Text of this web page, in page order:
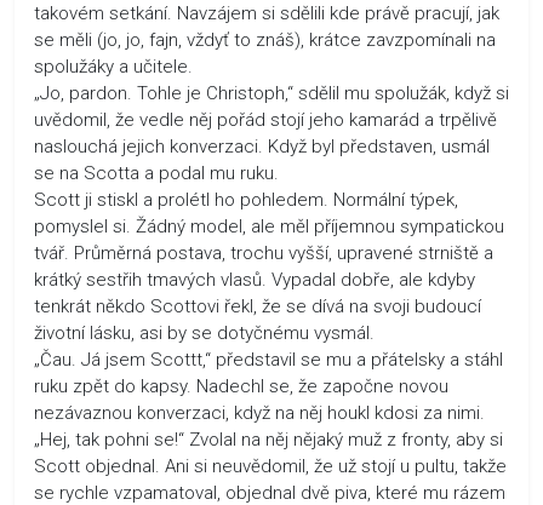
takovém setkání. Navzájem si sdělili kde právě pracují, jak
se měli (jo, jo, fajn, vždyť to znáš), krátce zavzpomínali na
spolužáky a učitele.
„Jo, pardon. Tohle je Christoph,“ sdělil mu spolužák, když si
uvědomil, že vedle něj pořád stojí jeho kamarád a trpělivě
naslouchá jejich konverzaci. Když byl představen, usmál
se na Scotta a podal mu ruku.
Scott ji stiskl a prolétl ho pohledem. Normální týpek,
pomyslel si. Žádný model, ale měl příjemnou sympatickou
tvář. Průměrná postava, trochu vyšší, upravené strniště a
krátký sestřih tmavých vlasů. Vypadal dobře, ale kdyby
tenkrát někdo Scottovi řekl, že se dívá na svoji budoucí
životní lásku, asi by se dotyčnému vysmál.
„Čau. Já jsem Scottt,“ představil se mu a přátelsky a stáhl
ruku zpět do kapsy. Nadechl se, že započne novou
nezávaznou konverzaci, když na něj houkl kdosi za nimi.
„Hej, tak pohni se!“ Zvolal na něj nějaký muž z fronty, aby si
Scott objednal. Ani si neuvědomil, že už stojí u pultu, takže
se rychle vzpamatoval, objednal dvě piva, které mu rázem